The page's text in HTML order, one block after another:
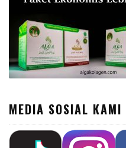
MEDIA SOSIAL KAMI